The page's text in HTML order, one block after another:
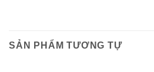
SẢN PHẨM TƯƠNG TỰ